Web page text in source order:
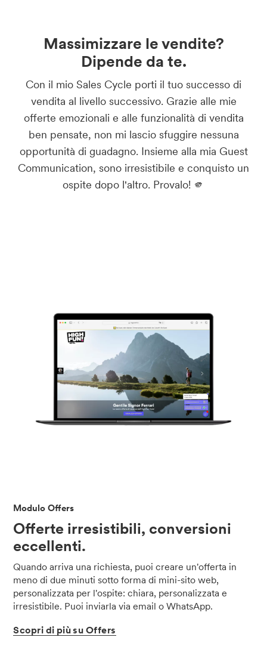
Massimizzare le vendite?
Dipende da te.
Con il mio Sales Cycle porti il tuo successo di
vendita al livello successivo. Grazie alle mie
offerte emozionali e alle funzionalità di vendita
ben pensate, non mi lascio sfuggire nessuna
opportunità di guadagno. Insieme alla mia Guest
Communication, sono irresistibile e conquisto un
ospite dopo l'altro. Provalo! 🫵
Modulo Offers
Offerte irresistibili, conversioni
eccellenti.
Quando arriva una richiesta, puoi creare un'offerta in
meno di due minuti sotto forma di mini-sito web,
personalizzata per l'ospite: chiara, personalizzata e
irresistibile. Puoi inviarla via email o WhatsApp.
Scopri di piùsu Offers